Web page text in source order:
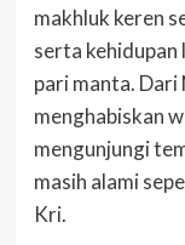
makhluk keren
serta kehidupan
pari manta. Dari
menghabiskan
mengunjungi
masih alami
Kri.